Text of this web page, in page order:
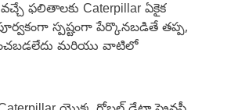
ఫలితాలకు Caterpillar ఏకైక
స్పష్టంగా పేర్కొనబడితే తప్ప,
మరియు వాటిలో